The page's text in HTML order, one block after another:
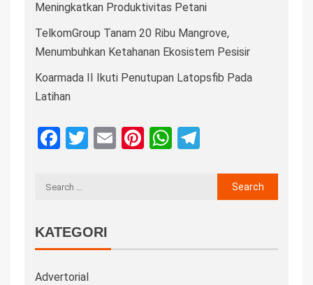
Meningkatkan Produktivitas Petani
TelkomGroup Tanam 20 Ribu Mangrove,
Menumbuhkan Ketahanan Ekosistem Pesisir
Koarmada II Ikuti Penutupan Latopsfib Pada
Latihan
Facebook
Twitter
EmailPinterest
WhatsApp
KATEGORI
Advertorial